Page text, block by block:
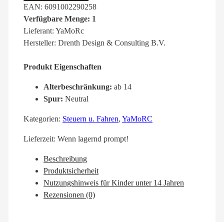
EAN: 6091002290258
Verfügbare Menge: 1
Lieferant: YaMoRc
Hersteller: Drenth Design & Consulting B.V.
Produkt Eigenschaften
Alterbeschränkung: ab 14
Spur: Neutral
Kategorien: Steuern u. Fahren, YaMoRC
Lieferzeit: Wenn lagernd prompt!
Beschreibung
Produktsicherheit
Nutzungshinweis für Kinder unter 14 Jahren
Rezensionen (0)